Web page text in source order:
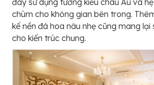
chùm cho không gian bên trong.
kế nền đá hoa nâu nhẹ cũng mang lại
cho kiến trúc chung.